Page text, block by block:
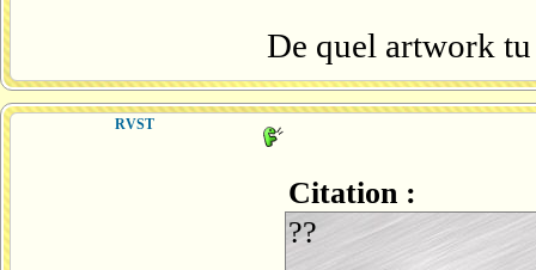
De quel artwork tu
RVST
Citation :
??